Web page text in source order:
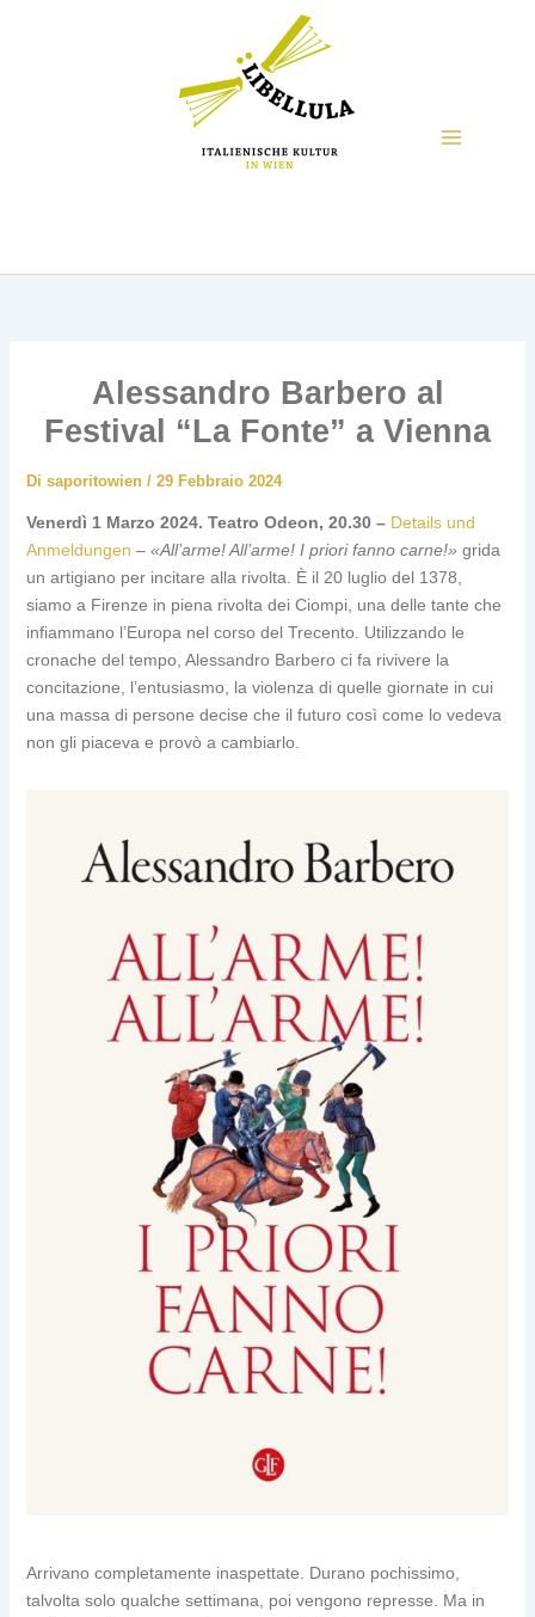
Alessandro Barbero al
Festival “La Fonte” a Vienna
Di saporitowien / 29 Febbraio 2024
Venerdì 1 Marzo 2024. Teatro Odeon, 20.30 – Details und
Anmeldungen – «All’arme! All’arme! I priori fanno carne!» grida
un artigiano per incitare alla rivolta. È il 20 luglio del 1378,
siamo a Firenze in piena rivolta dei Ciompi, una delle tante che
infiammano l’Europa nel corso del Trecento. Utilizzando le
cronache del tempo, Alessandro Barbero ci fa rivivere la
concitazione, l’entusiasmo, la violenza di quelle giornate in cui
una massa di persone decise che il futuro così come lo vedeva
non gli piaceva e provò a cambiarlo.
Arrivano completamente inaspettate. Durano pochissimo,
talvolta solo qualche settimana, poi vengono represse. Ma in